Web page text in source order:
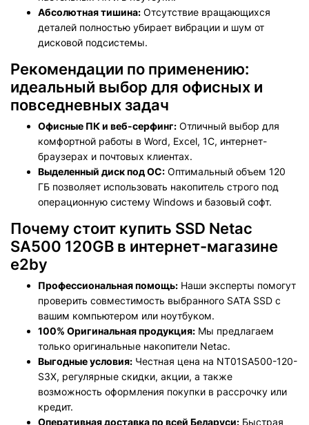
Абсолютная тишина: Отсутствие вращающихся
деталей полностью убирает вибрации и шум от
дисковой подсистемы.
Рекомендации по применению:
идеальный выбор для офисных и
повседневных задач
Офисные ПК и веб-серфинг: Отличный выбор для
комфортной работы в Word, Excel, 1С, интернет-
браузерах и почтовых клиентах.
Выделенный диск под ОС: Оптимальный объем 120
ГБ позволяет использовать накопитель строго под
операционную систему Windows и базовый софт.
Почему стоит купить SSD Netac
SA500 120GB в интернет-магазине
e2by
Профессиональная помощь: Наши эксперты помогут
проверить совместимость выбранного SATA SSD с
вашим компьютером или ноутбуком.
100% Оригинальная продукция: Мы предлагаем
только оригинальные накопители Netac.
Выгодные условия: Честная цена на NT01SA500-120-
S3X, регулярные скидки, акции, а также
возможность оформления покупки в рассрочку или
кредит.
Оперативная доставка по всей Беларуси: Быстрая